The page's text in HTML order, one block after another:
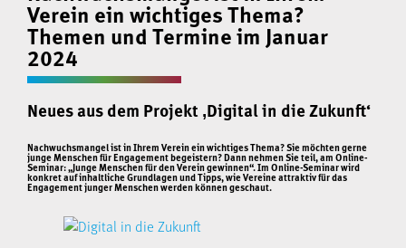
Verein ein wichtiges Thema?
Themen und Termine im Januar
2024
Neues aus dem Projekt ‚Digital in die Zukunft‘
Nachwuchsmangel ist in Ihrem Verein ein wichtiges Thema? Sie möchten gerne
junge Menschen für Engagement begeistern? Dann nehmen Sie teil, am Online-
Seminar: „Junge Menschen für den Verein gewinnen“. Im Online-Seminar wird
konkret auf inhaltliche Grundlagen und Tipps, wie Vereine attraktiv für das
Engagement junger Menschen werden können geschaut.